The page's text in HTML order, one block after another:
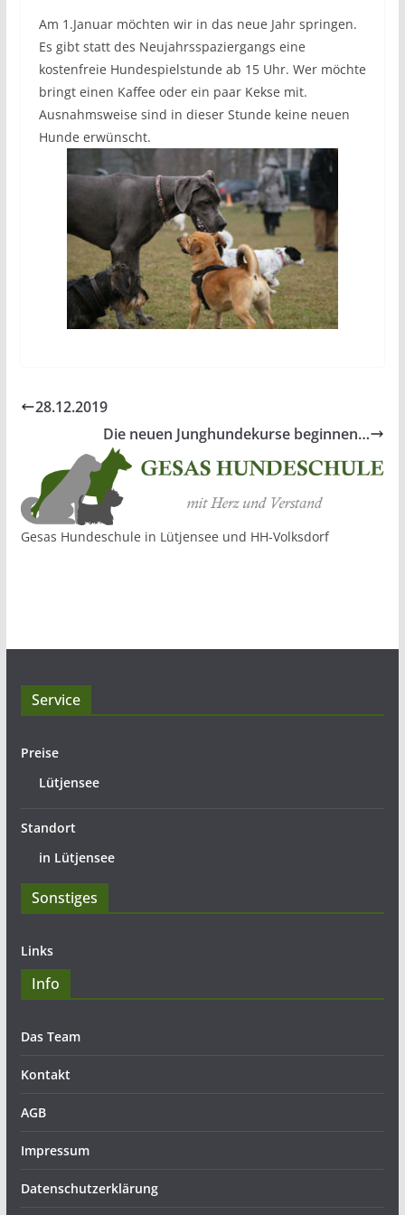
Am 1.Januar möchten wir in das neue Jahr springen.
Es gibt statt des Neujahrsspaziergangs eine
kostenfreie Hundespielstunde ab 15 Uhr. Wer möchte
bringt einen Kaffee oder ein paar Kekse mit.
Ausnahmsweise sind in dieser Stunde keine neuen
Hunde erwünscht.
28.12.2019
Die neuen Junghundekurse beginnen…
Gesas Hundeschule in Lütjensee und HH-Volksdorf
Service
Preise
Lütjensee
Standort
in Lütjensee
Sonstiges
Links
Info
Das Team
Kontakt
AGB
Impressum
Datenschutzerklärung